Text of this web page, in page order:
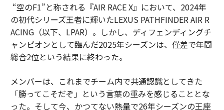
“空のF1”と称される『AIR RACE X』において、2024年
の初代シリーズ王者に輝いたLEXUS PATHFINDER AIR R
ACING（以下、LPAR）。しかし、ディフェンディングチ
ャンピオンとして臨んだ2025年シーズンは、僅差で年間
総合2位という結果に終わった。
メンバーは、これまでチーム内で共通認識としてきた
「勝ってこそだぞ」という言葉の重みを感じることとな
った。そして今、かつてない熱量で26年シーズンの王座